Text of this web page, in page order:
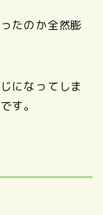
たのか全然膨
になってしま
す。